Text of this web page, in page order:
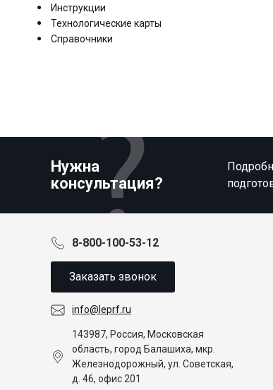
Инструкции
Технологические карты
Справочники
Нужна
консультация?
8-800-100-53-12
Заказать звонок
info@leprf.ru
143987, Россия, Московская
область, город Балашиха, мкр.
Железнодорожный, ул. Советская,
д. 46, офис 201